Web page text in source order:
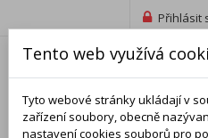
Přihlásit
Tento web využívá
Tyto webové stránky ukládají v
zařízení soubory, obecně
nastavení cookies souborů pro